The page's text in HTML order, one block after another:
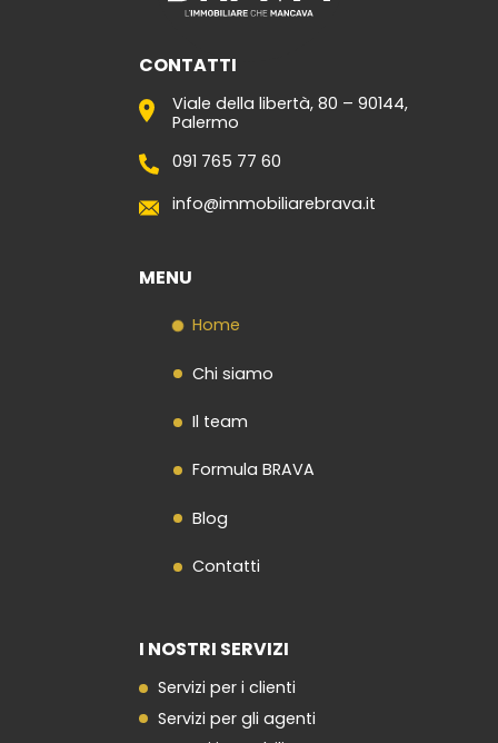
I nostri immobili
Contatti
CONTATTI
Viale della libertà, 80 – 90144,
Palermo
091 765 77 60
info@immobiliarebrava.it
MENU
Home
Chi siamo
Il team
Formula BRAVA
Blog
Contatti
I NOSTRI SERVIZI
Servizi per i clienti
Servizi per gli agenti